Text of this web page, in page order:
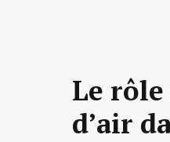
Le
d’air